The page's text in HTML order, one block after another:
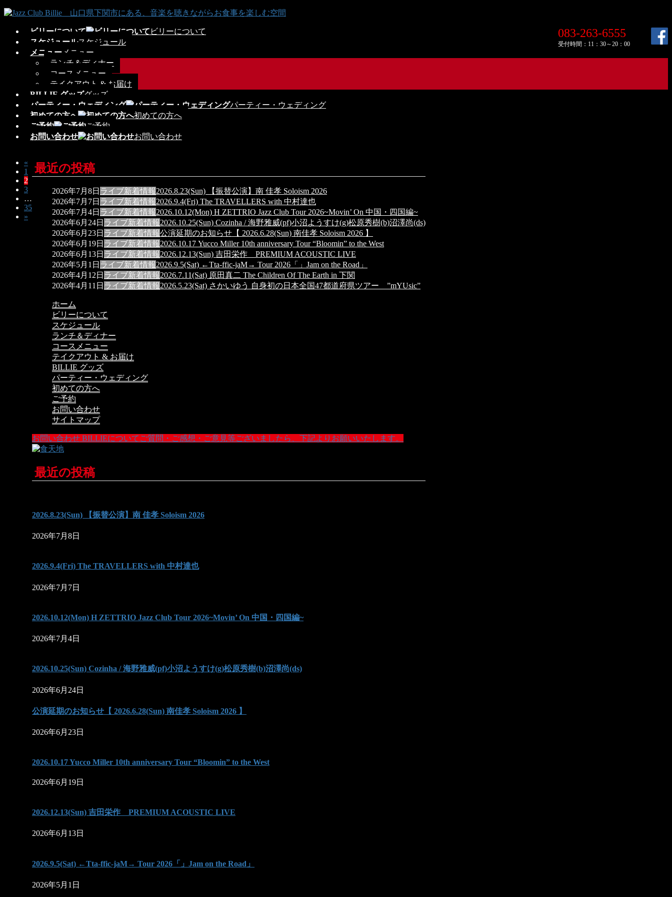
コ
ナ
083-263-6555
受付時間：11：30～20：00
ビリーについて
ビリーについて
スケジュールスケジュール
メニュー メニュー
ランチ＆ディナー
コースメニュー
テイクアウト & お届け
BILLIE グッズグッズ
パーティー・ウェディング
パーティー・ウェディング
初めての方へ
初めての方へ
ご予約
ご予約
お問い合わせ
お問い合わせ
«
固
定
ペ
ー
ジ
1
固
定
ペ
ー
ジ
2
固
定
ペ
ー
3
…
固
定
35
»
最近の投稿
2026年7月8日 ライブ新着情報2026.8.23(Sun) 【振替公演】南 佳孝 Soloism 2026
2026年7月7日 ライブ新着情報2026.9.4(Fri) The TRAVELLERS with 中村達也
2026年7月4日 ライブ新着情報2026.10.12(Mon) H ZETTRIO Jazz Club Tour 2026~Movin’ On 中国・四国編~
2026年6月24日 ライブ新着情報2026.10.25(Sun) Cozinha / 海野雅威(pf)小沼ようすけ(g)松原秀樹(b)沼澤尚(ds)
2026年6月23日 ライブ新着情報公演延期のお知らせ【 2026.6.28(Sun) 南佳孝 Soloism 2026 】
2026年6月19日 ライブ新着情報2026.10.17 Yucco Miller 10th anniversary Tour “Bloomin” to the West
2026年6月13日 ライブ新着情報2026.12.13(Sun) 吉田栄作 PREMIUM ACOUSTIC LIVE
2026年5月1日 ライブ新着情報2026.9.5(Sat) ←Tta-ffic-jaM→ Tour 2026「」Jam on the Road」
2026年4月12日 ライブ新着情報2026.7.11(Sat) 原田真二 The Children Of The Earth in 下関
2026年4月11日 ライブ新着情報2026.5.23(Sat) さかいゆう 自身初の日本全国47都道府県ツアー ”mYUsic”
ホーム
ビリーについて
スケジュール
ランチ＆ディナー
コースメニュー
テイクアウト & お届け
BILLIE グッズ
パーティー・ウェディング
初めての方へ
ご予約
お問い合わせ
サイトマップ
お問い合わせ BILLIEについてご質問・ご感想・ご意見等ございましたら、下記よりお願いいたします。
最近の投稿
2026.8.23(Sun) 【振替公演】南 佳孝 Soloism 2026
2026年7月8日
2026.9.4(Fri) The TRAVELLERS with 中村達也
2026年7月7日
2026.10.12(Mon) H ZETTRIO Jazz Club Tour 2026~Movin’ On 中国・四国編~
2026年7月4日
2026.10.25(Sun) Cozinha / 海野雅威(pf)小沼ようすけ(g)松原秀樹(b)沼澤尚(ds)
2026年6月24日
公演延期のお知らせ【 2026.6.28(Sun) 南佳孝 Soloism 2026 】
2026年6月23日
2026.10.17 Yucco Miller 10th anniversary Tour “Bloomin” to the West
2026年6月19日
2026.12.13(Sun) 吉田栄作 PREMIUM ACOUSTIC LIVE
2026年6月13日
2026.9.5(Sat) ←Tta-ffic-jaM→ Tour 2026「」Jam on the Road」
2026年5月1日